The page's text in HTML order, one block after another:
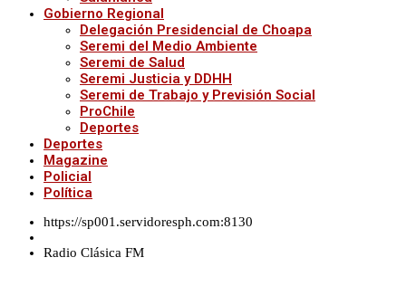
Gobierno Regional
Delegación Presidencial de Choapa
Seremi del Medio Ambiente
Seremi de Salud
Seremi Justicia y DDHH
Seremi de Trabajo y Previsión Social
ProChile
Deportes
Deportes
Magazine
Policial
Política
https://sp001.servidoresph.com:8130
Radio Clásica FM